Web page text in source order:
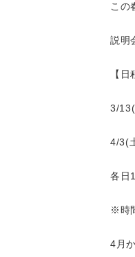
この
説明
【日
3/
4/3(
各日
※時
4月